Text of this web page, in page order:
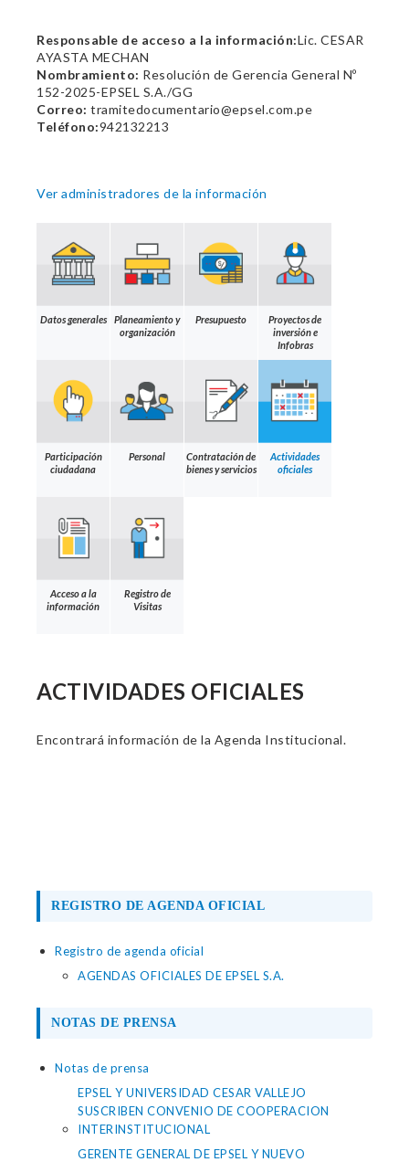
Responsable de acceso a la información:Lic. CESAR
AYASTA MECHAN
Nombramiento: Resolución de Gerencia General Nº
152-2025-EPSEL S.A./GG
Correo: tramitedocumentario@epsel.com.pe
Teléfono:942132213
Ver administradores de la información
Datos generales
Planeamiento y
organización
Presupuesto
Proyectos de
inversión e
Infobras
Participación
ciudadana
Personal
Contratación de
bienes y servicios
Actividades
oficiales
Acceso a la
información
Registro de
Visitas
ACTIVIDADES OFICIALES
Encontrará información de la Agenda Institucional.
REGISTRO DE AGENDA OFICIAL
Registro de agenda oficial
AGENDAS OFICIALES DE EPSEL S.A.
NOTAS DE PRENSA
Notas de prensa
EPSEL Y UNIVERSIDAD CESAR VALLEJO
SUSCRIBEN CONVENIO DE COOPERACION
INTERINSTITUCIONAL
GERENTE GENERAL DE EPSEL Y NUEVO